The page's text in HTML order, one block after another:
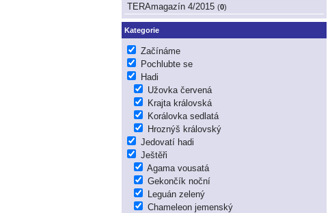
TERAmagazín 4/2015 (0)
Kategorie
Začínáme
Pochlubte se
Hadi
Užovka červená
Krajta královská
Korálovka sedlatá
Hroznýš královský
Jedovatí hadi
Ještěři
Agama vousatá
Gekončík noční
Leguán zelený
Chameleon jemenský